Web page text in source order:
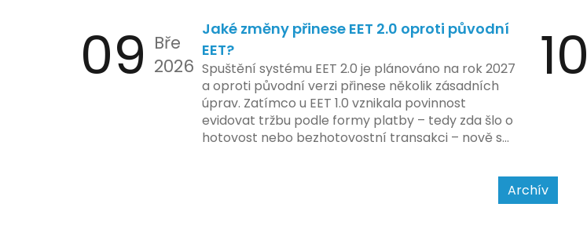
stávající majitele domén při aktualizaci jejich údajů.
09 Bře
2026
Jaké změny přinese EET 2.0 oproti původní
EET?
Spuštění systému EET 2.0 je plánováno na rok 2027
a oproti původní verzi přinese několik zásadních
úprav. Zatímco u EET 1.0 vznikala povinnost
evidovat tržbu podle formy platby – tedy zda šlo o
hotovost nebo bezhotovostní transakci – nově se
10
Archív